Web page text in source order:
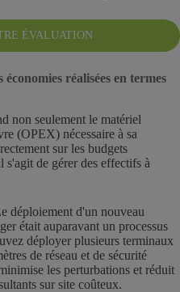
ÉVALUATION
réalisées en termes
non seulement le matériel
(OPEX) nécessaire à sa
sur les budgets
de gérer des effectifs à
déploiement d'un nouveau
était auparavant un processus
déployer plusieurs terminaux
de réseau et de sécurité
les perturbations et réduit
sur site coûteux.